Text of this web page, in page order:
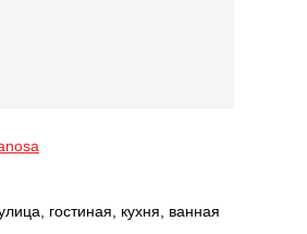
гостиная, кухня, ванная